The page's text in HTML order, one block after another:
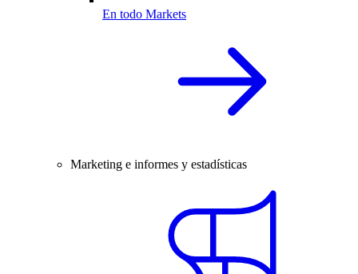
En todo Markets
Marketing e informes y estadísticas